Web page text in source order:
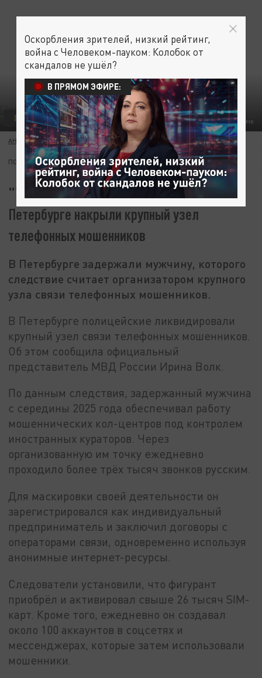
ФОТО: FREEPIK
ПРОИСШЕСТВИЯ
АНАСТАСИЯ ИВАНОВА 14 МАЯ 13:54
ПОДПИШИТЕСЬ:
"Тысячи звонков каждый день": в
Петербурге накрыли крупный узел
телефонных мошенников
В Петербурге задержали мужчину, которого
следствие считает организатором крупного
узла связи телефонных мошенников.
В Петербурге полицейские ликвидировали
крупный узел связи телефонных мошенников.
Об этом сообщила официальный
представитель МВД России Ирина Волк.
По данным следствия, задержанный мужчина
с середины 2025 года обеспечивал работу
мошеннических кол-центров под контролем
иностранных кураторов. Через
организованную им точку ежедневно
проходило более трёх тысяч звонков русским.
Для маскировки своей деятельности он
зарегистрировался как индивидуальный
предприниматель и заключил договоры с
операторами связи, одновременно используя
анонимные интернет-ресурсы.
Следователи установили, что фигурант
приобрёл и активировал свыше 26 тысяч SIM-
карт. Кроме того, ежедневно он создавал
около 100 аккаунтов в соцсетях и
мессенджерах, которые затем использовали
мошенники.
Оскорбления зрителей, низкий рейтинг,
война с Человеком-пауком: Колобок от
скандалов не ушёл?
В ПРЯМОМ ЭФИРЕ: